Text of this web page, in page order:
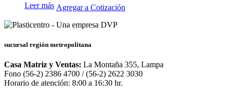
Leer más Agregar a Cotización
sucursal región metropolitana
Casa Matriz y Ventas: La Montaña 355, Lampa
Fono (56-2) 2386 4700 / (56-2) 2622 3030
Horario de atención: 8:00 a 16:30 hr.